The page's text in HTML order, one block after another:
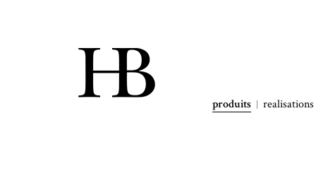
produits realisations